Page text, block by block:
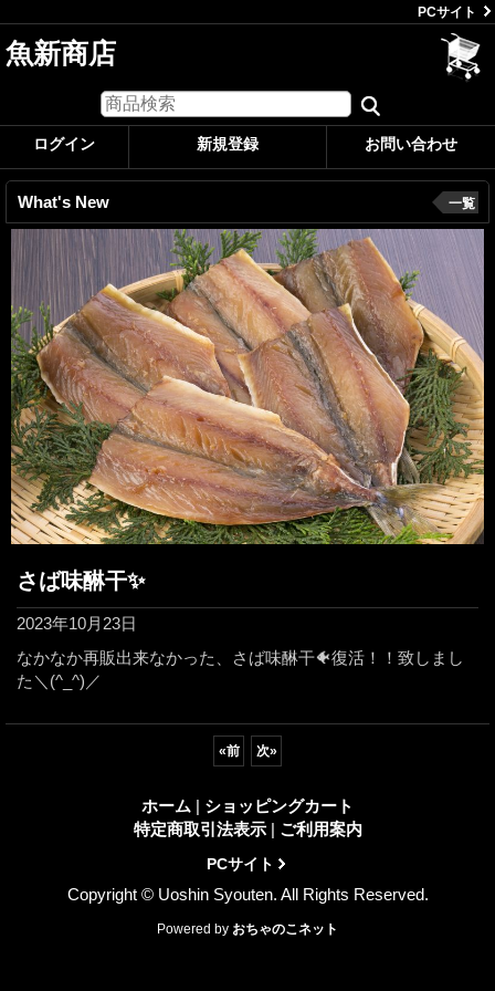
PCサイト
魚新商店
ログイン 新規登録 お問い合わせ
What's New 一覧
さば味醂干✨
2023年10月23日
なかなか再販出来なかった、さば味醂干🐠復活！！致しまし
た＼(^_^)／
«前 次»
ホーム | ショッピングカート
特定商取引法表示 | ご利用案内
PCサイト
Copyright © Uoshin Syouten. All Rights Reserved.
Powered by おちゃのこネット